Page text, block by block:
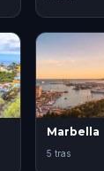
Marbella
5 tras